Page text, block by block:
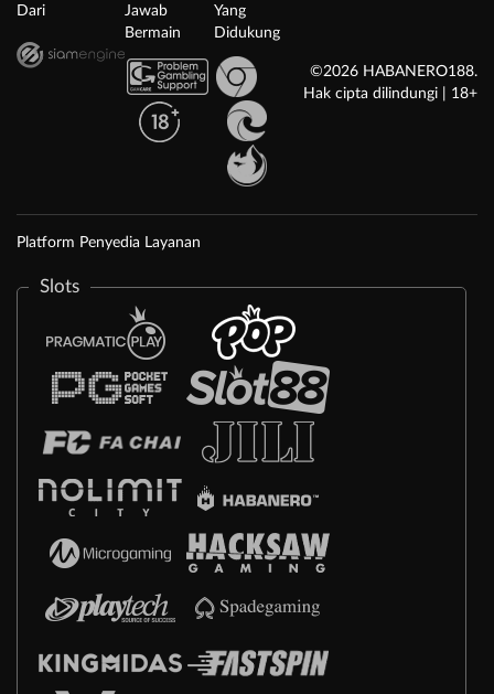
Dari
Jawab
Bermain
Yang
Didukung
©2026 HABANERO188.
Hak cipta dilindungi | 18+
Platform Penyedia Layanan
Slots